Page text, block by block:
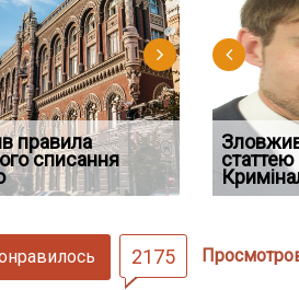
правила
списання
Якщо суд
наявніс
отримати
за незаконні
2175